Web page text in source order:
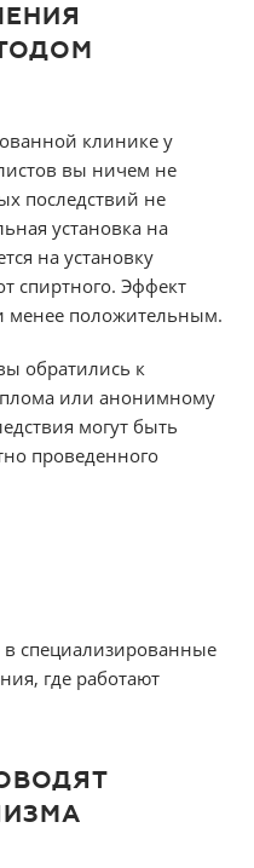
клинике у
вы ничем не
последствий не
установка на
на установку
спиртного. Эффект
менее положительным.
обратились к
или анонимному
могут быть
проведенного
в специализированные
где работают